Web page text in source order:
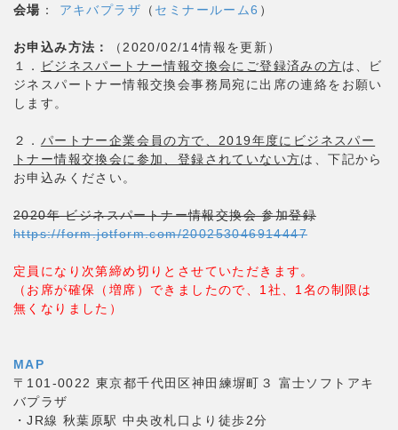
会場 ： アキバプラザ （ セミナールーム6 ）
お申込み方法：
（2020/02/14情報を更新）
１．
ビジネスパートナー情報交換会にご登録済みの方は、ビ
ジネスパートナー情報交換会事務局宛に出席の連絡をお願い
します。
２． パートナー企業会員の方で、2019年度にビジネスパー
トナー情報交換会に参加、登録されていない方は、下記から
お申込みください。
2020年 ビジネスパートナー情報交換会 参加登録
https://form.jotform.com/200253046914447
定員になり次第締め切りとさせていただきます。
（お席が確保（増席）できましたので、1社、1名の制限は
無くなりました）
MAP
〒101-0022 東京都千代田区神田練塀町３ 富士ソフトアキ
バプラザ
・JR線 秋葉原駅 中央改札口より徒歩2分